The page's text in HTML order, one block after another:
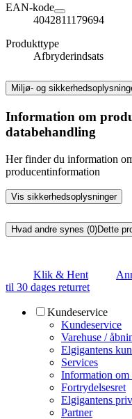
EAN-kode
4042811179694
Produkttype
Afbryderindsats
Miljø- og
Information om
databehandling
Her finder du information
producentinformation
Vis sikkerhedsoplysninger
Hvad andre synes (0)Dette
Klik & Hent
til 30 dages returret
Kundeservice
Kundeservice
Varehuse /
Elgigantens
Services
Information om
Fortrydelsesret
Elgigantens
Partner